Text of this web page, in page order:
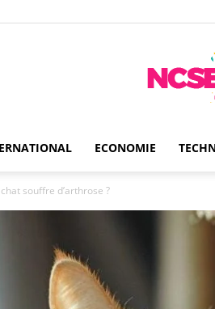
ECONOMIE
souffre d’arthrose ?